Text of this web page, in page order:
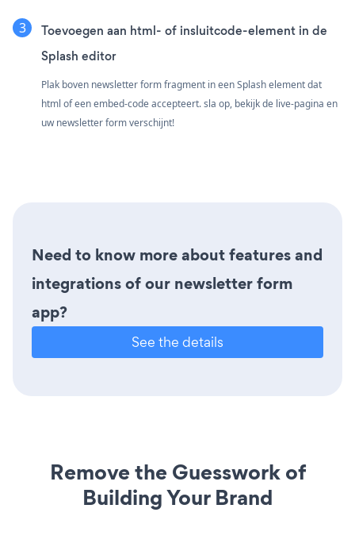
Toevoegen aan html- of insluitcode-element in de
Splash editor
Plak boven newsletter form fragment in een Splash element dat
html of een embed-code accepteert. sla op, bekijk de live-pagina en
uw newsletter form verschijnt!
Need to know more about features and
integrations of our newsletter form
app?
See the details
Remove the Guesswork of
Building Your Brand